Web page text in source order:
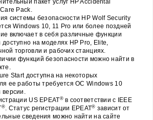
Pack.
системы безопасности HP Wolf Security
Windows 10, 11 Pro или более поздней
включает в себя различные функции
на моделях HP Pro, Elite,
торговли и рабочих станциях.
функций безопасности можно найти в
Start доступна на некоторых
ее работы требуется ОС Windows 10
US EPEAT®в соответствии с IEEE
® . Статус регистрации EPEAT® зависит от
сведения можно найти на сайте